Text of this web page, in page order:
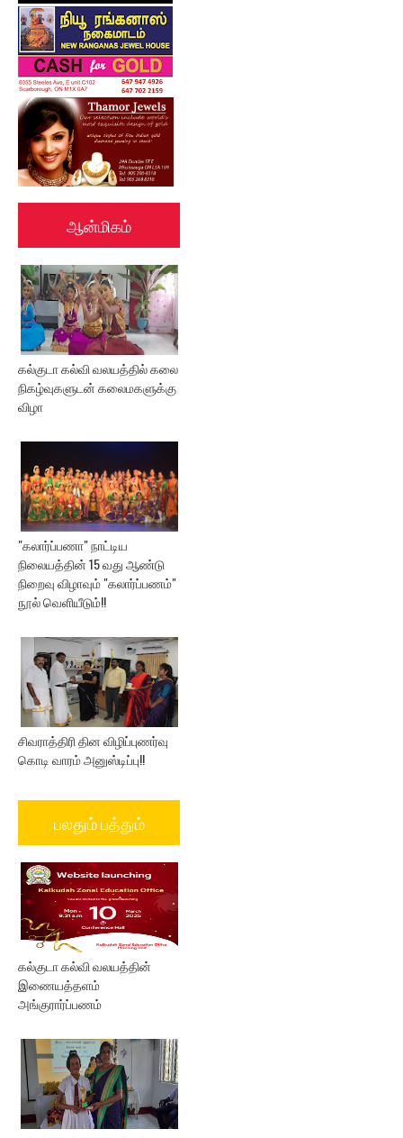
ஆன்மிகம்
கல்குடா கல்வி வலயத்தில் கலை
நிகழ்வுகளுடன் கலைமகளுக்கு
விழா
"கலார்ப்பணா" நாட்டிய
நிலையத்தின் 15 வது ஆண்டு
நிறைவு விழாவும் "கலார்ப்பணம்"
நூல் வெளியீடும்!!
சிவராத்திரி தின விழிப்புணர்வு
கொடி வாரம் அனுஸ்டிப்பு!!
பலதும் பத்தும்
கல்குடா கல்வி வலயத்தின்
இணையத்தளம்
அங்குரார்ப்பணம்